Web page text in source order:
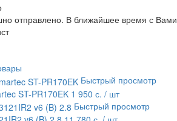
отправлено. В ближайшее время с Вами
Быстрый просмотр
ST-PR170EK 1 950 с. / шт
Быстрый просмотр